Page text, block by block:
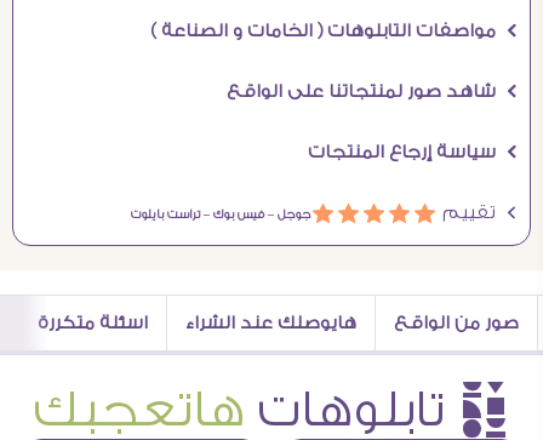
Ö مواصفات التابلوهات ( الخامات و الصناعة )
Ö شاهد صور لمنتجاتنا على الواقع
Ö سياسة إرجاع المنتجات
Ö تقييم áááááجوجل –فيس بوك –تراست بايلوت
صور من الواقع هايوصلك عند الشراء اسئلة متكررة
è تابلوهات هاتعجبك